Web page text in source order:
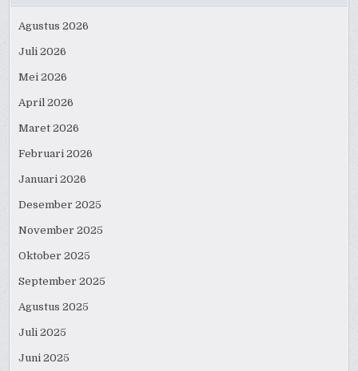
Agustus 2026
Juli 2026
Mei 2026
April 2026
Maret 2026
Februari 2026
Januari 2026
Desember 2025
November 2025
Oktober 2025
September 2025
Agustus 2025
Juli 2025
Juni 2025